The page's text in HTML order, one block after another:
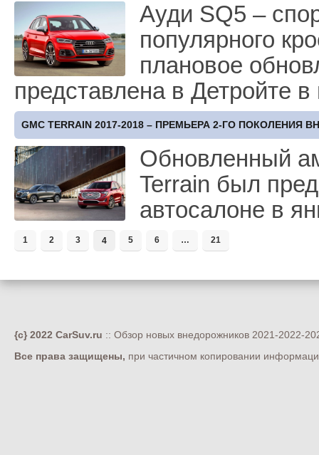
Ауди SQ5 –
популярного
плановое
представлена в Детройте
GMC TERRAIN 2017-2018 – ПРЕМЬЕРА 2-ГО ПОКОЛЕНИЯ
Обновленный
Terrain был
автосалоне в
1 2 3 4 5 6 … 21
{c} 2022 CarSuv.ru :: Обзор новых внедорожников 2021-2022-
Все права защищены, при частичном копировании